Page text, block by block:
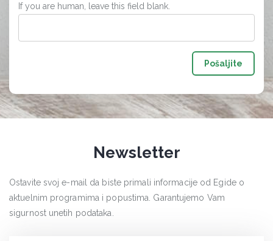
If you are human, leave this field blank.
Pošaljite
Newsletter
Ostavite svoj e-mail da biste primali informacije od Egide o
aktuelnim programima i popustima. Garantujemo Vam
sigurnost unetih podataka.